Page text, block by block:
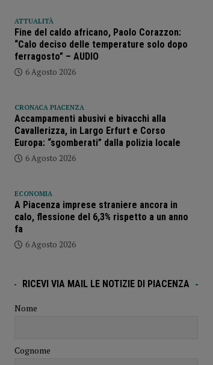
ATTUALITÀ
Fine del caldo africano, Paolo Corazzon:
“Calo deciso delle temperature solo dopo
ferragosto” – AUDIO
6 Agosto 2026
CRONACA PIACENZA
Accampamenti abusivi e bivacchi alla
Cavallerizza, in Largo Erfurt e Corso
Europa: “sgomberati” dalla polizia locale
6 Agosto 2026
ECONOMIA
A Piacenza imprese straniere ancora in
calo, flessione del 6,3% rispetto a un anno
fa
6 Agosto 2026
RICEVI VIA MAIL LE NOTIZIE DI PIACENZA
Nome
Cognome